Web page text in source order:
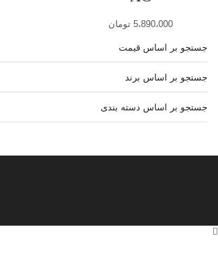
5،890،000 تومان
جستجو بر اساس قیمت
جستجو بر اساس برند
جستجو بر اساس دسته بندی